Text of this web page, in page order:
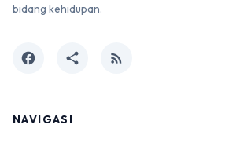
bidang kehidupan.
facebook share rss_feed
NAVIGASI